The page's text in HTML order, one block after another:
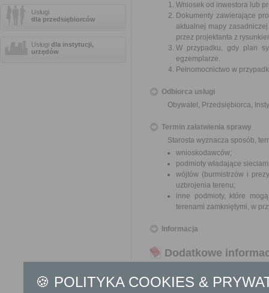
Usługi
dla przedsiębiorców
Usługi dla instytucji,
urzędów
Wniosek od inwestora lub
Dokumenty zawierające
aktualnej mapy
przez projektanta z
W przypadku, gdy plan
egzemplarze.
Pełnomocnictwo w
Odbiorca usługi
Obywatel, Przedsiębiorca,
Termin załatwienia sprawy
Starosta wyznacza sposób,
wnioskodawców;
podmioty władające
wójtów (burmistrzów i
uzbrojenia terenu;
inne podmioty, które
terenami zamkniętymi, w
Informacja
Dodatkowe
Wielkość opłat ustalana jest
🍪 POLITYKA COOKIES &